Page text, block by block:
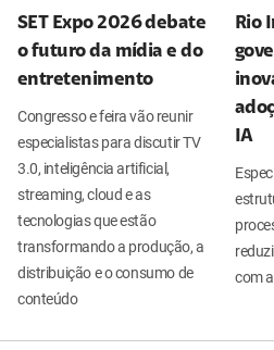
SET Expo 2026 debate
o futuro da mídia e do
entretenimento
Congresso e feira vão reunir
especialistas para discutir TV
3.0, inteligência artificial,
streaming, cloud e as
tecnologias que estão
transformando a produção, a
distribuição e o consumo de
conteúdo
Rio
IA
com